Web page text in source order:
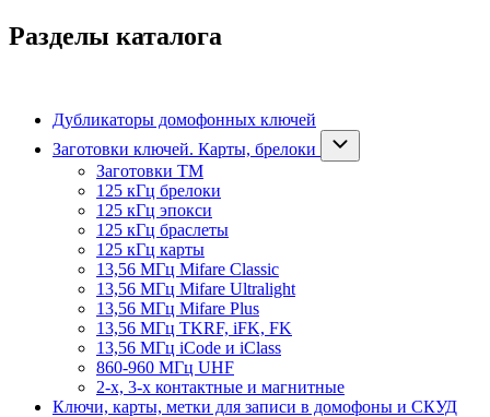
Разделы каталога
Дубликаторы домофонных ключей
Заготовки ключей. Карты, брелоки
Заготовки ТМ
125 кГц брелоки
125 кГц эпокси
125 кГц браслеты
125 кГц карты
13,56 МГц Mifare Classic
13,56 МГц Mifare Ultralight
13,56 МГц Mifare Plus
13,56 МГц TKRF, iFK, FK
13,56 МГц iCode и iClass
860-960 МГц UHF
2-х, 3-х контактные и магнитные
Ключи, карты, метки для записи в домофоны и СКУД